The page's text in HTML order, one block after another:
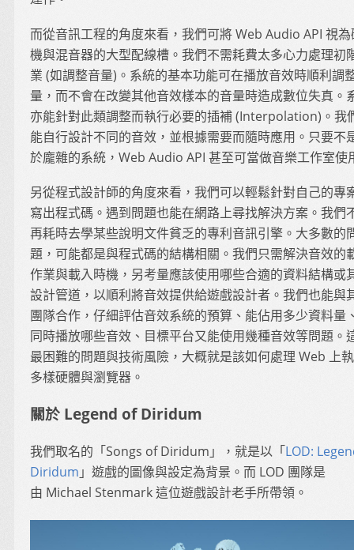
而從音訊工程的角度來看，我們可將 Web Audio API 視
機與混音器的大型配線槽。我們不需耗費太多心力處理初
業 (如調整音量)。系統的基本功能可在播放音效時順利調
量，而不會在改變其他音效樣本的音量時造成數位失真。
亦能針對此類調整而執行必要的插補 (Interpolation)。我
能自行設計不同的音效，並根據需要而隨時應用。只要不
於龐雜的系統，Web Audio API 甚至可當做音樂工作室使
另從程式設計師的角度來看，我們可以輕鬆針對自己的專
寫出程式碼。遇到問題也能在網路上尋找解決方案。我們
再耗時去學某些說明文件貧乏的專利音訊引擎。大多數的
題，可能都是與程式碼的結構相關。我們只需解決音效的
作業與載入時機，另考量應該使用哪些合適的資料結構或
設計管道，以順利將音效提供給遊戲設計者。我們也能與
團隊合作，仔細評估音效系統的預算、能佔用多少資料量
同時播放哪些音效、目標平台又能使用幾種音效等問題。
最困難的問題與技術風險，大概就是該如何處理 Web 上
多樣硬體與瀏覽器。
關於 Legend of Diridum
我們取名的「Songs of Diridum」，就是以「LOD:
Diridum 」遊戲的圖像與設定為背景。而 LOD 團隊是
由 Michael Stenmark 這位遊戲設計老手所帶領。